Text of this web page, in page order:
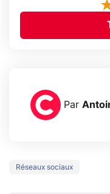
Par
Réseaux sociaux